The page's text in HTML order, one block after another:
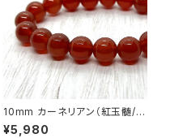
10mm カーネリアン（紅玉髄/カ
ルセドニー）ブレスレット【ブラジ
¥5,980